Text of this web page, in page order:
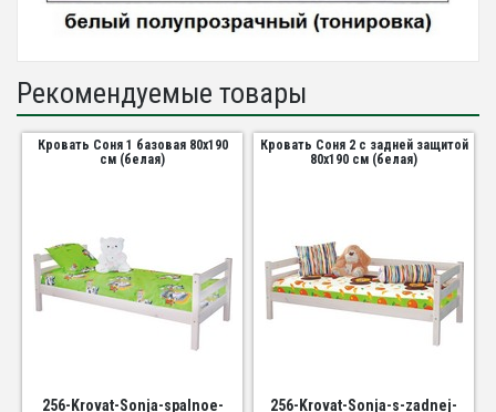
Рекомендуемые товары
Кровать Соня 1 базовая 80х190
см (белая)
256-Krovat-Sonja-spalnoe-
Кровать Соня 2 с задней защитой
80х190 см (белая)
256-Krovat-Sonja-s-zadnej-